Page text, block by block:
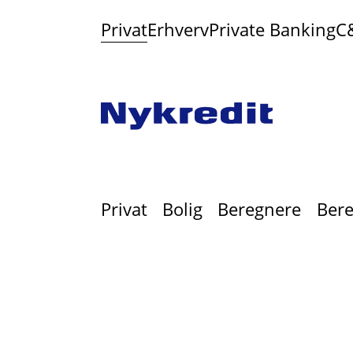
PrivatErhvervPrivate Banking
Privat Bolig Beregnere